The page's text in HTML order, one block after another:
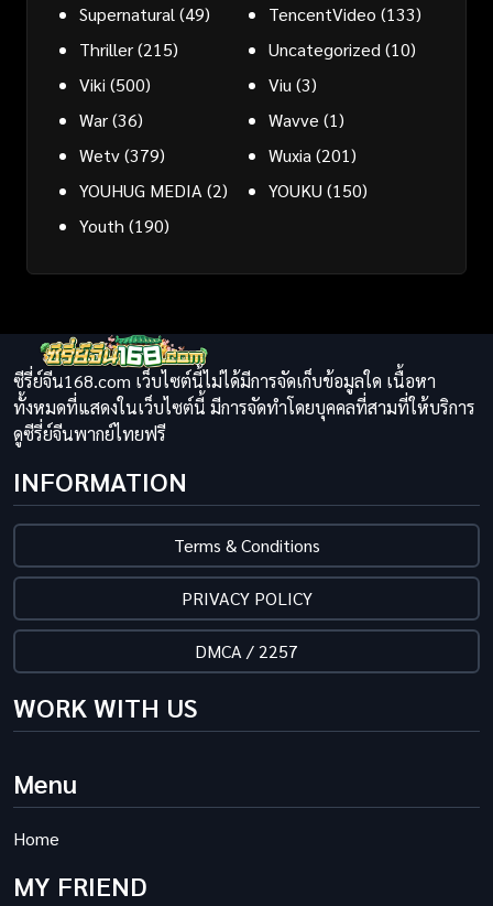
Supernatural (49) TencentVideo (133)
Thriller(215) Uncategorized (10)
Viki (500) Viu (3)
War(36) Wavve (1)
Wetv(379) Wuxia (201)
YOUHUG MEDIA (2) YOUKU (150)
Youth (190)
ซีรี่ย์จีน168.com เว็บไซต์นี้ไม่ได้มีการจัดเก็บข้อมูลใด เนื้อหา
ทั้งหมดที่แสดงในเว็บไซต์นี้ มีการจัดทำโดยบุคคลที่สามที่ให้บริการ
ดูซีรี่ย์จีนพากย์ไทยฟรี
INFORMATION
Terms & Conditions
PRIVACY POLICY
DMCA / 2257
WORK WITH US
Menu
Home
MY FRIEND